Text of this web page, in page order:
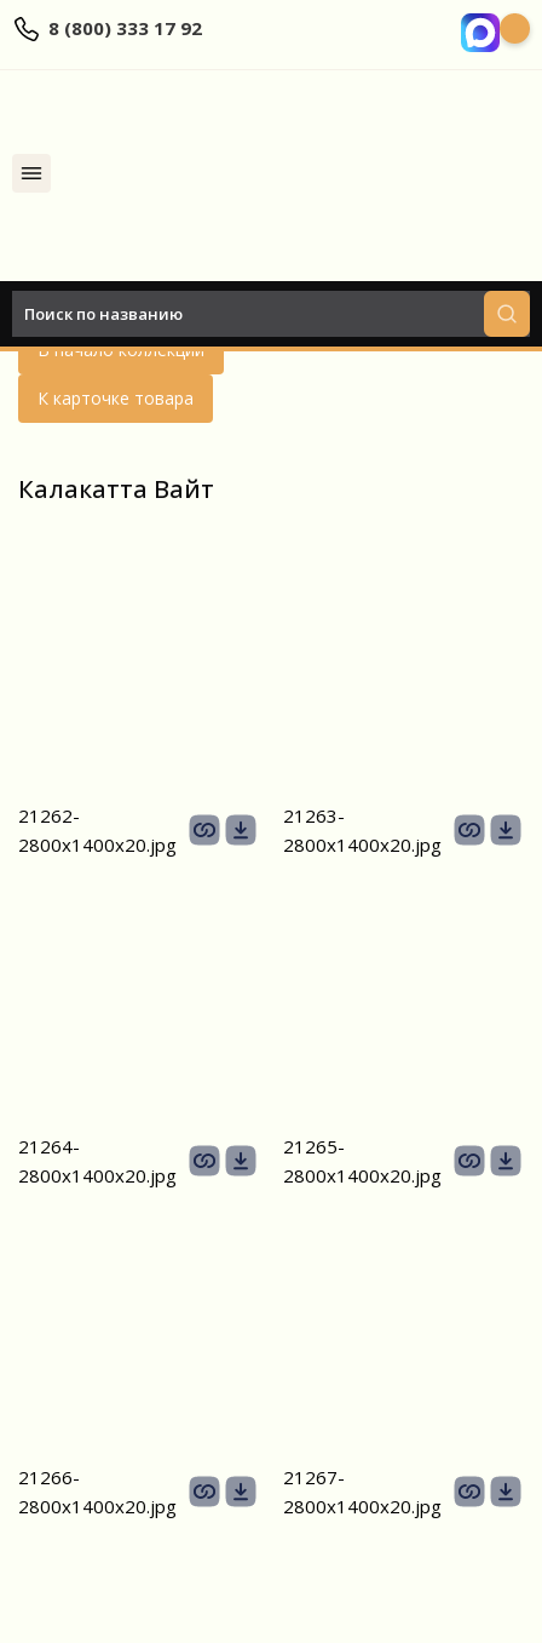
8 (800) 333 17 92
Назад
В начало коллекции
К карточке товара
Калакатта Вайт
21262-
2800х1400x20.jpg
21263-
2800х1400x20.jpg
21264-
2800х1400x20.jpg
21265-
2800х1400x20.jpg
21266-
2800х1400x20.jpg
21267-
2800х1400x20.jpg